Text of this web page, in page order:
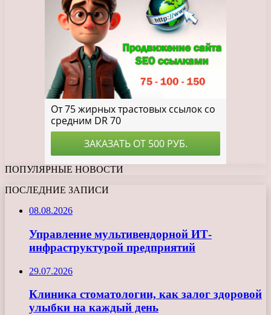
ПОПУЛЯРНЫЕ НОВОСТИ
ПОСЛЕДНИЕ ЗАПИСИ
08.08.2026
Управление мультивендорной ИТ-
инфраструктурой предприятий
29.07.2026
Клиника стоматологии, как залог здоровой
улыбки на каждый день